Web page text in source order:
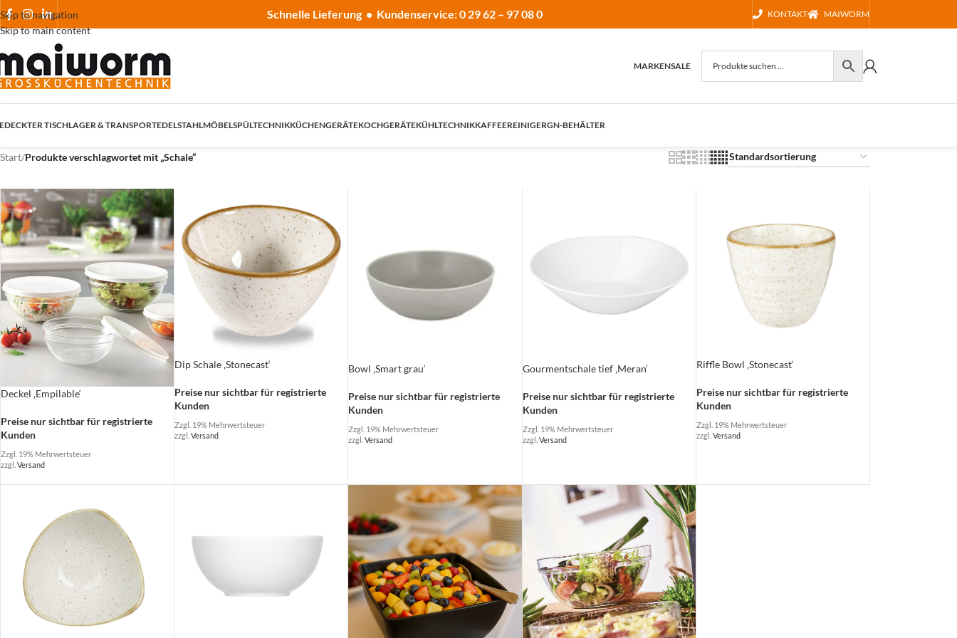
Skip to navigation
Skip to main content
Schnelle Lieferung • Kundenservice: 0 29 62 – 97 08 0 KONTAKT MAIWORM
MARKENSALE
TISCHLAGER & TRANSPORTEDELSTAHLMÖBELSPÜLTECHNIKKÜCHENGERÄTEKOCHGERÄTEKÜHLTECHNIKKAFFEEREINIGERGN-BEHÄLTER
Start/Produkte verschlagwortet mit „Schale“
Deckel ‚Empilable‘
Preise nur sichtbar für registrierte
Kunden
Zzgl. 19% Mehrwertsteuer
zzgl. Versand
Dip Schale ‚Stonecast‘
Preise nur sichtbar für registrierte
Kunden
Zzgl. 19% Mehrwertsteuer
zzgl.Versand
Bowl ‚Smart grau‘
Preise nur sichtbar für registrierte
Kunden
Zzgl. 19% Mehrwertsteuer
zzgl.Versand
Gourmentschale tief ‚Meran‘
Preise nur sichtbar für registrierte
Kunden
Zzgl. 19% Mehrwertsteuer
zzgl. Versand
Riffle Bowl ‚Stonecast‘
Preise nur sichtbar für registrierte
Kunden
Zzgl. 19% Mehrwertsteuer
zzgl. Versand